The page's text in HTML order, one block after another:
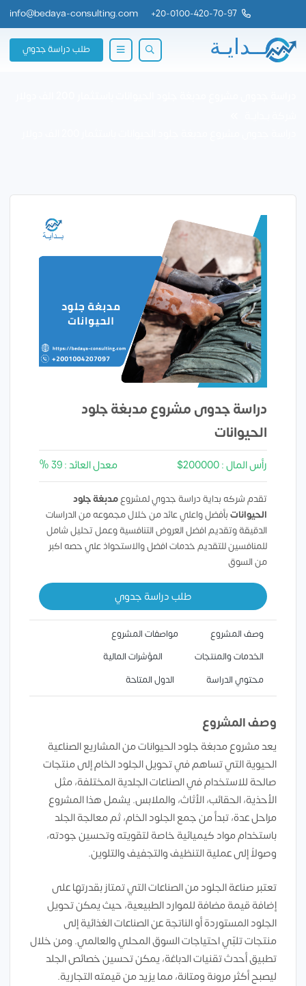
20-0100-420-70-97
+
info@bedaya-consulting.com
طلب دراسة جدوي
دراسة جدوى مشروع مدبغة جلود
الحيوانات
رأس المال : 200000$ معدل العائد : 39 %
تقدم شركه بداية دراسة جدوي لمشروعمدبغة جلود
الحيواناتبأفضل واعلي عائد من خلال مجموعه من الدراسات
الدقيقة وتقديم افضل العروض التنافسية وعمل تحليل شامل
للمنافسين للتقديم خدمات افضل والاستحواذ علي حصه اكبر
من السوق
طلب دراسة جدوي
وصف المشروع
مواصفات المشروع
الخدمات والمنتجات
المؤشرات المالية
محتوي الدراسة
الدول المتاحة
وصف المشروع
يعد مشروع مدبغة جلود الحيوانات من المشاريع الصناعية
الحيوية التي تساهم في تحويل الجلود الخام إلى منتجات
صالحة للاستخدام في الصناعات الجلدية المختلفة، مثل
الأحذية، الحقائب، الأثاث، والملابس. يشمل هذا المشروع
مراحل عدة، تبدأ من جمع الجلود الخام، ثم معالجة الجلد
باستخدام مواد كيميائية خاصة لتقويته وتحسين جودته،
وصولاً إلى عملية التنظيف والتجفيف والتلوين.
تعتبر صناعة الجلود من الصناعات التي تمتاز بقدرتها على
إضافة قيمة مضافة للموارد الطبيعية، حيث يمكن تحويل
الجلود المستوردة أو الناتجة عن الصناعات الغذائية إلى
منتجات تلبّي احتياجات السوق المحلي والعالمي. ومن خلال
تطبيق أحدث تقنيات الدباغة، يمكن تحسين خصائص الجلد
ليصبح أكثر مرونة ومتانة، مما يزيد من قيمته التجارية.